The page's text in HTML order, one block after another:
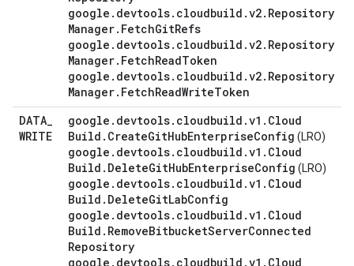
google . devtools. cloudbuild .v2. Repository
Manager. FetchGitRefs
google . devtools. cloudbuild .v2. Repository
Manager. FetchReadToken
google . devtools. cloudbuild .v2. Repository
Manager. FetchReadWriteToken
DATA_
WRITE
google . devtools. cloudbuild .v1 . Cloud
Build . CreateGitHubEnterpriseConfig (LRO)
google . devtools. cloudbuild .v1 . Cloud
Build . DeleteGitHubEnterpriseConfig (LRO)
google . devtools. cloudbuild .v1 . Cloud
Build . DeleteGitLabConfig
google . devtools. cloudbuild .v1 . Cloud
Build . RemoveBitbucketServerConnected
Repository
google . devtools. cloudbuild .v1 . Cloud